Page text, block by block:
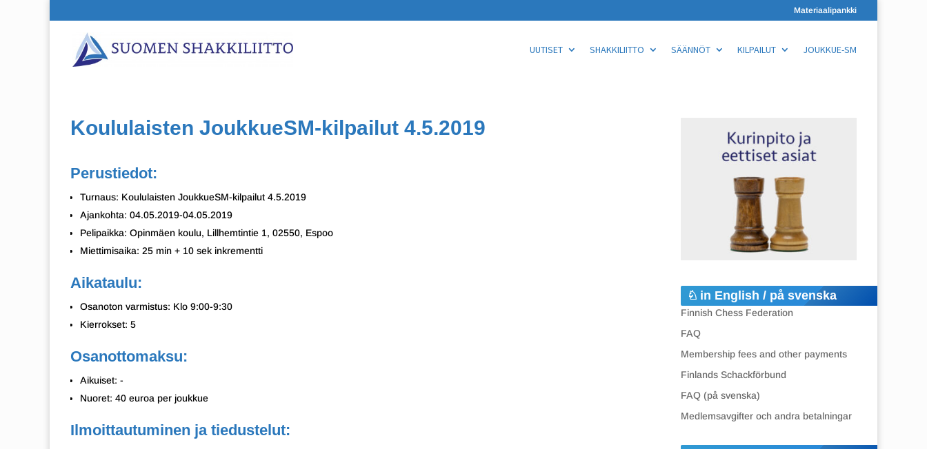
Materiaalipankki
UUTISET SHAKKILIITTO SÄÄNNÖT KILPAILUT JOUKKUE-SM
Koululaisten JoukkueSM-kilpailut 4.5.2019
Perustiedot:
Turnaus: Koululaisten JoukkueSM-kilpailut 4.5.2019
Ajankohta: 04.05.2019-04.05.2019
Pelipaikka: Opinmäen koulu, Lillhemtintie 1, 02550, Espoo
Miettimisaika: 25 min + 10 sek inkrementti
Aikataulu:
Osanoton varmistus: Klo 9:00-9:30
Kierrokset: 5
Osanottomaksu:
Aikuiset: -
Nuoret: 40 euroa per joukkue
Ilmoittautuminen ja tiedustelut:
in English / på svenska
Finnish Chess Federation
FAQ
Membership fees and other payments
Finlands Schackförbund
FAQ (på svenska)
Medlemsavgifter och andra betalningar